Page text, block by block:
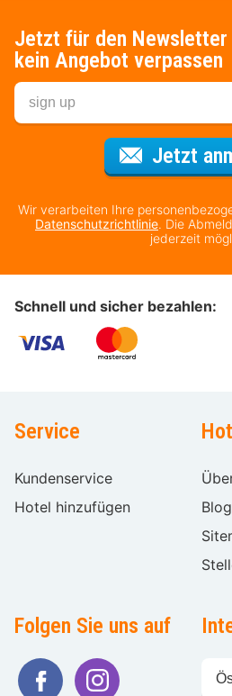
Jetzt für den Newsletter
kein Angebot verpassen
Jetzt
Wir verarbeiten Ihre
Datenschutzrichtlinie. Die
jederzeit
Schnell und sicher bezahlen:
Service
Kundenservice
Hotel hinzufügen
Blog
Folgen Sie uns auf